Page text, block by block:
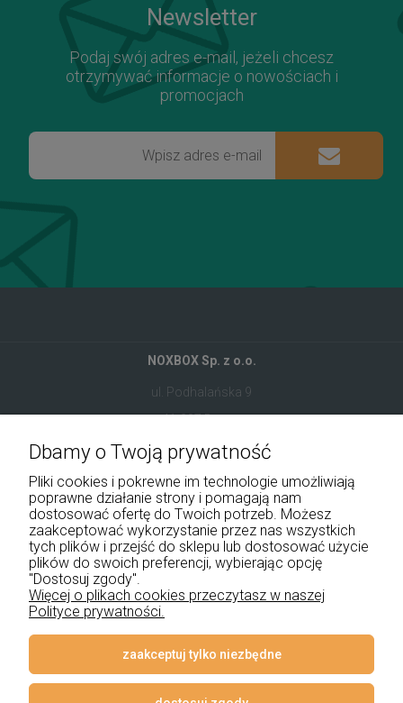
Newsletter
Podaj swój adres e-mail, jeżeli chcesz
otrzymywać informacje o nowościach i
promocjach
NOXBOX Sp. z o.o.
ul. Podhalańska 9
41-907 Bytom
+48 534 555 344
sklep@noxbox.pl
Pomoc
Płatności i dostawa
Informacje
Dbamy o Twoją prywatność
Pliki cookies i pokrewne im technologie umożliwiają
poprawne działanie strony i pomagają nam
dostosować ofertę do Twoich potrzeb. Możesz
zaakceptować wykorzystanie przez nas wszystkich
tych plików i przejść do sklepu lub dostosować użycie
plików do swoich preferencji, wybierając opcję
"Dostosuj zgody".
Więcej o plikach cookies przeczytasz w naszej
Polityce prywatności.
zaakceptuj tylko niezbędne